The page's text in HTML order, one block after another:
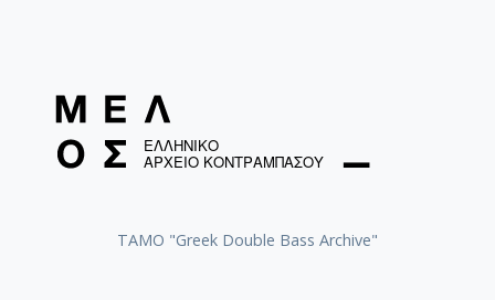
ΤΑΜΟ "Greek Double Bass Archive"